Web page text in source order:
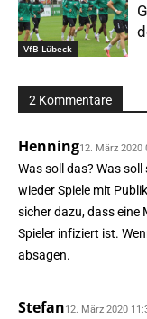
VfB Lübeck
2 Kommentare
Henning12. März 2020
Was soll das? Was
wieder Spiele mit
sicher dazu, dass
Spieler infiziert ist.
absagen.
Stefan12. März 2020